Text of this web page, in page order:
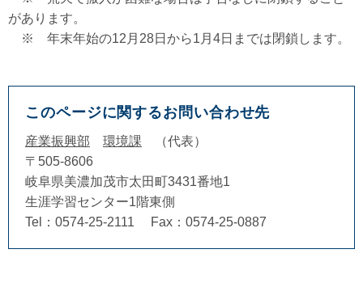
があります。
※ 年末年始の12月28日から1月4日までは閉鎖します。
このページに関するお問い合わせ先
産業振興部 環境課
代表
〒505-8606
岐阜県美濃加茂市太田町3431番地1
生涯学習センター1階東側
Tel：0574-25-2111
Fax：0574-25-0887